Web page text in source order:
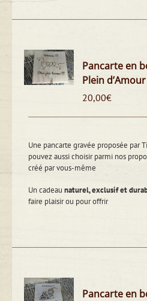
Pancarte en
Plein
20,00€
Une pancarte gravée proposée par
pouvez aussi choisir parmi nos
créé par vous-même
Un cadeaunaturel, exclusif et
faire plaisir ou pour offrir
Pancarte en